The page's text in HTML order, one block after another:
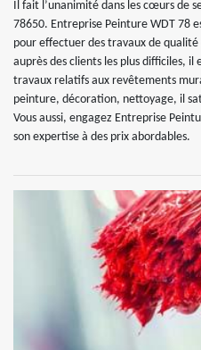
Il fait l’unanimité dans les cœurs de
78650. Entreprise Peinture WDT 78
pour effectuer des travaux de
auprès des clients les plus difficiles,
travaux relatifs aux revêtements
peinture, décoration, nettoyage, il
Vous aussi, engagez Entreprise
son expertise à des prix abordables.